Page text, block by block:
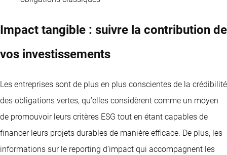
Impact tangible : suivre la contribution de
vos investissements
Les entreprises sont de plus en plus conscientes de la crédibilité
des obligations vertes, qu’elles considèrent comme un moyen
de promouvoir leurs critères ESG tout en étant capables de
financer leurs projets durables de manière efficace. De plus, les
informations sur le reporting d’impact qui accompagnent les